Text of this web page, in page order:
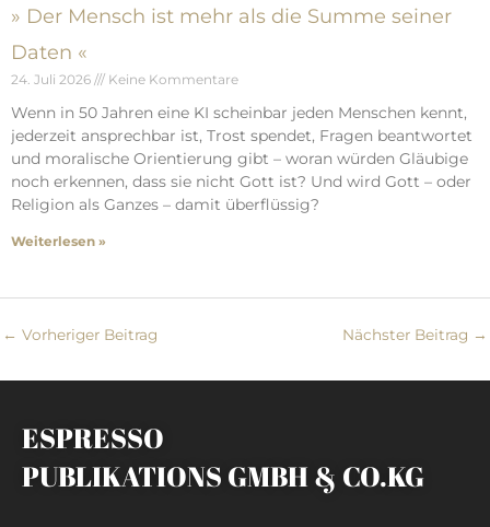
» Der Mensch ist mehr als die Summe seiner
Daten «
24. Juli 2026 Keine Kommentare
Wenn in 50 Jahren eine KI scheinbar jeden Menschen kennt,
jederzeit ansprechbar ist, Trost spendet, Fragen beantwortet
und moralische Orientierung gibt – woran würden Gläubige
noch erkennen, dass sie nicht Gott ist? Und wird Gott – oder
Religion als Ganzes – damit überflüssig?
Weiterlesen »
← Vorheriger Beitrag Nächster Beitrag →
ESPRESSO
PUBLIKATIONS GMBH & CO.KG